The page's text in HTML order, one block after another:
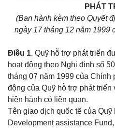
PHÁT
(Ban hành kèm theo Quyết
ngày 17 tháng 12 năm 1999
Điều 1. Quỹ hỗ trợ phát triển
hoạt động theo Nghị định số
tháng 07 năm 1999 của Chính
động của Quỹ hỗ trợ phát triển
hiện hành có liên quan.
Tên giao dịch quốc tế của
Development assistance